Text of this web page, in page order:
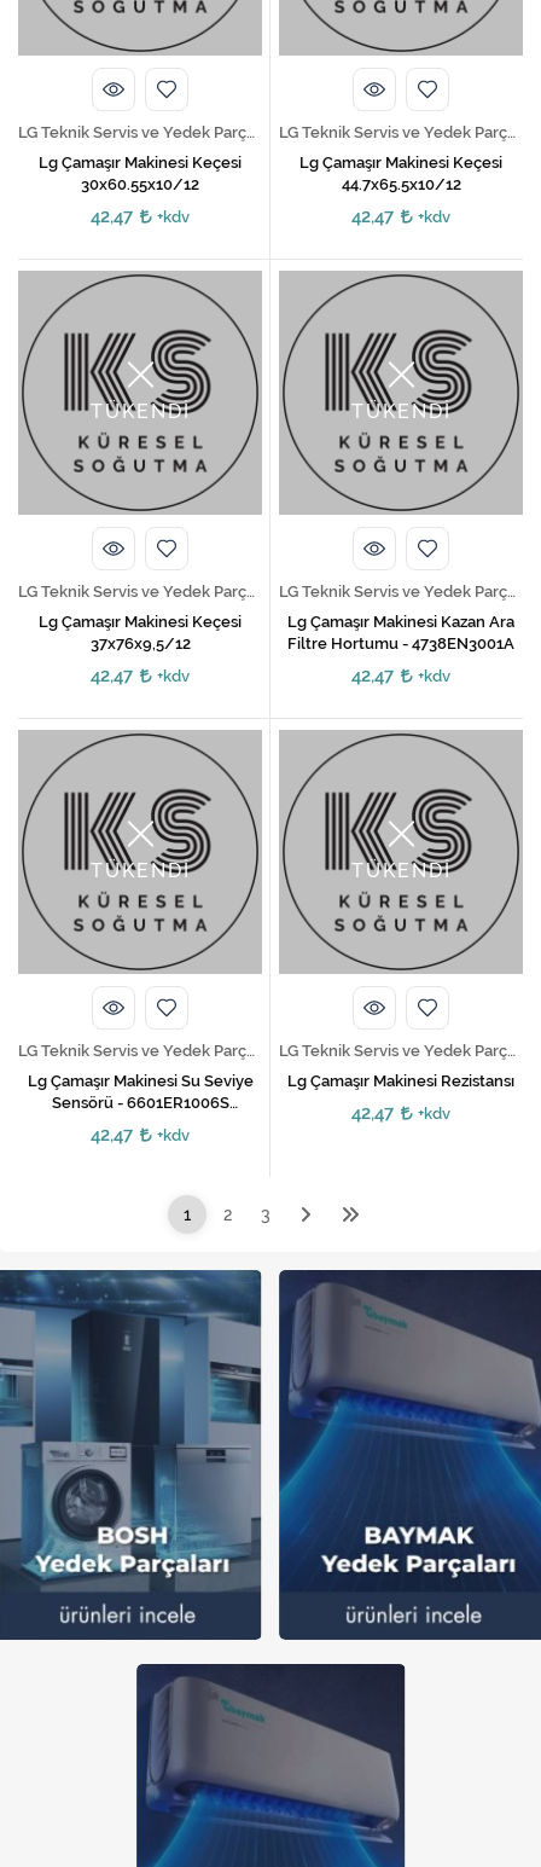
LG Teknik Servis ve Yedek Parça Hizmetleri
Lg Çamaşır Makinesi Keçesi
30x60.55x10/12
42,47 +kdv
LG Teknik Servis ve Yedek Parça Hizmetleri
Lg Çamaşır Makinesi Keçesi
44.7x65.5x10/12
42,47 +kdv
TÜKENDİ
LG Teknik Servis ve Yedek Parça Hizmetleri
Lg Çamaşır Makinesi Keçesi
37x76x9,5/12
42,47 +kdv
TÜKENDİ
LG Teknik Servis ve Yedek Parça Hizmetleri
Lg Çamaşır Makinesi Kazan Ara
Filtre Hortumu - 4738EN3001A
42,47 +kdv
TÜKENDİ
LG Teknik Servis ve Yedek Parça Hizmetleri
Lg Çamaşır Makinesi Su Seviye
Sensörü - 6601ER1006S
6601EN1005A
42,47 +kdv
TÜKENDİ
LG Teknik Servis ve Yedek Parça Hizmetleri
Lg Çamaşır Makinesi Rezistansı
42,47 +kdv
1 2 3